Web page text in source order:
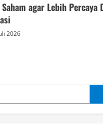
agar Lebih Percaya
2026